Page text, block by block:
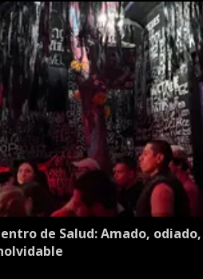
de Salud: Amado, odiado,